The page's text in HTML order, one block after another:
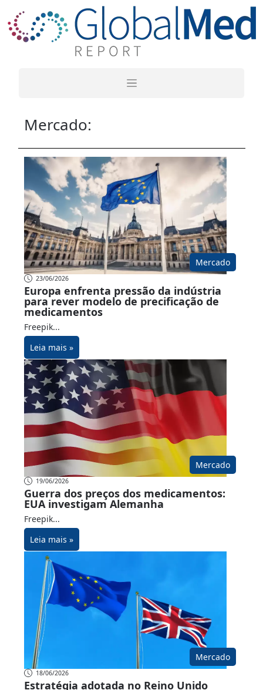
Mercado:
Mercado
23/06/2026
Europa enfrenta pressão da indústria
para rever modelo de precificação de
medicamentos
Freepik...
Leia mais »
Mercado
19/06/2026
Guerra dos preços dos medicamentos:
EUA investigam Alemanha
Freepik...
Leia mais »
Mercado
18/06/2026
Estratégia adotada no Reino Unido